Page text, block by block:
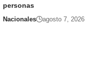
personas
Nacionales agosto 7, 2026